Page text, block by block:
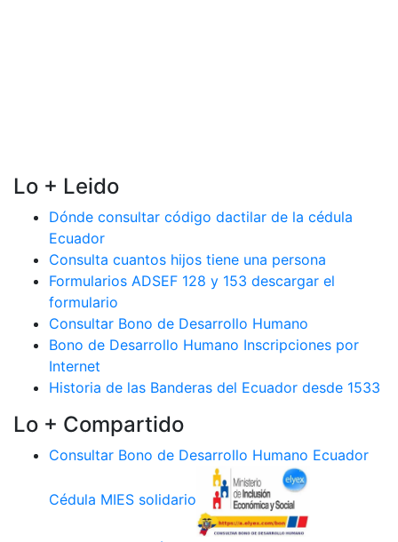
Lo + Leido
Dónde consultar código dactilar de la cédula
Ecuador
Consulta cuantos hijos tiene una persona
Formularios ADSEF 128 y 153 descargar el
formulario
Consultar Bono de Desarrollo Humano
Bono de Desarrollo Humano Inscripciones por
Internet
Historia de las Banderas del Ecuador desde 1533
Lo + Compartido
Consultar Bono de Desarrollo Humano Ecuador
Cédula MIES solidario